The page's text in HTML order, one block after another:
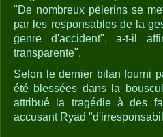
"De nombreux pèlerins se
par les responsables de la
genre d'accident", a-t-il
transparente".
Selon le dernier bilan fourni
été blessées dans la
attribué la tragédie à des
accusant Ryad